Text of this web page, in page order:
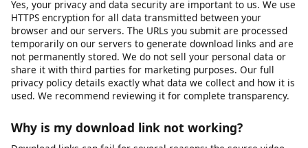
Our tool can only access videos that are publicly accessible or
videos to which you already have access (such as your own
unlisted videos). We cannot bypass privacy settings, password
protection, or paywalls. If a video requires you to be logged
into the platform to view it, you will need to ensure you are
logged in on that platform first, then copy the URL and paste it
into our downloader. Note that some platforms restrict
downloading of private content regardless of access.
Is my data safe when I use this tool?